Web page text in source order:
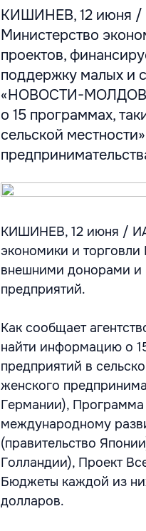
КИШИНЕВ, 12 июня /
Министерство
проектов,
поддержку малых и
«НОВОСТИ-
о 15 программах,
сельской
КИШИНЕВ, 12 июня /
экономики и
внешними донорами и
предприятий.
Как сообщает
найти информацию о
предприятий в
женского
Германии),
международному
(правительство
Голландии), Проект
Бюджеты каждой из
долларов.